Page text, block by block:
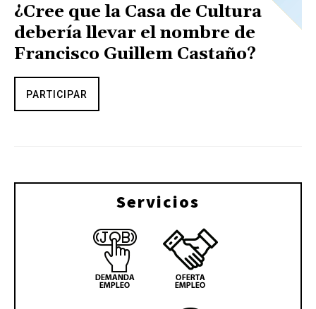
¿Cree que la Casa de Cultura
debería llevar el nombre de
Francisco Guillem Castaño?
PARTICIPAR
Servicios